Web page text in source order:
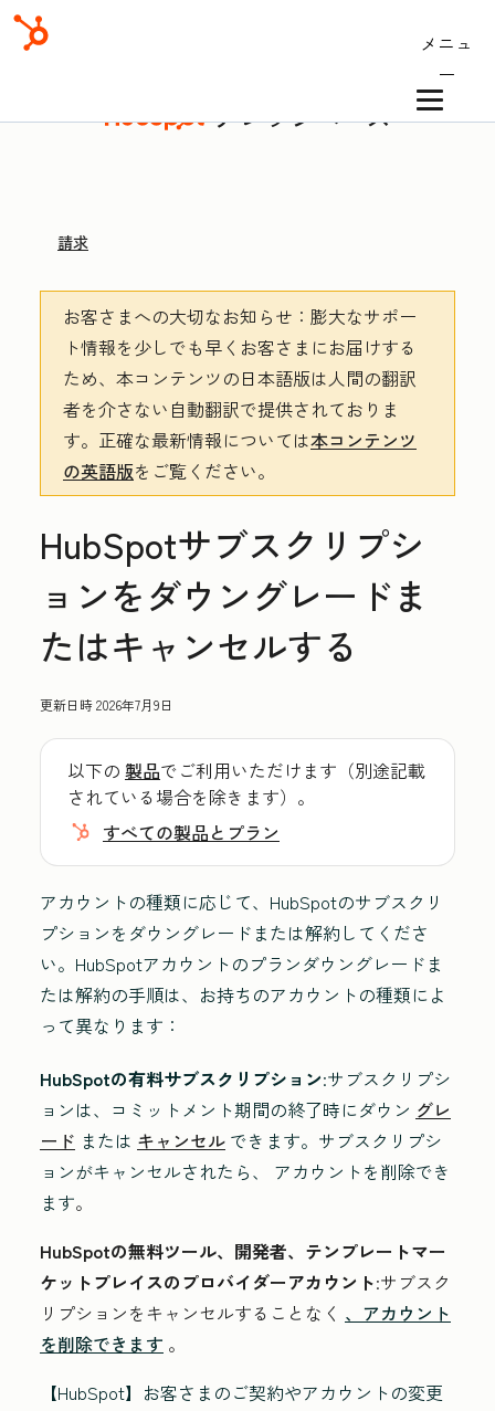
メニュ
ー
ナレッジベース
請求
お客さまへの大切なお知らせ ：膨大なサポー
ト情報を少しでも早くお客さまにお届けする
ため、本コンテンツの日本語版は人間の翻訳
者を介さない自動翻訳で提供されておりま
す。 正確な最新情報については本コンテンツ
の英語版をご覧ください。
HubSpotサブスクリプシ
ョンをダウングレードま
たはキャンセルする
更新日時2026年7月9日
以下の 製品でご利用いただけます（別途記載
されている場合を除きます）。
すべての製品とプラン
アカウントの種類に応じて、HubSpotのサブスクリ
プションをダウングレードまたは解約してくださ
い。HubSpotアカウントのプランダウングレードま
たは解約の手順は、お持ちのアカウントの種類によ
って異なります：
HubSpotの有料サブスクリプション:サブスクリプシ
ョンは、コミットメント期間の終了時にダウン グレ
ード または キャンセル できます。サブスクリプシ
ョンがキャンセルされたら、 アカウントを削除でき
ます。
HubSpotの無料ツール、開発者、テンプレートマー
ケットプレイスのプロバイダーアカウント:サブスク
リプションをキャンセルすることなく 、アカウント
を削除できます 。
【HubSpot】お客さまのご契約やアカウントの変更